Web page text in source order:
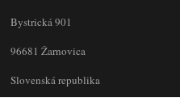
Bystrická 901
96681 Žarnovica
Slovenská republika